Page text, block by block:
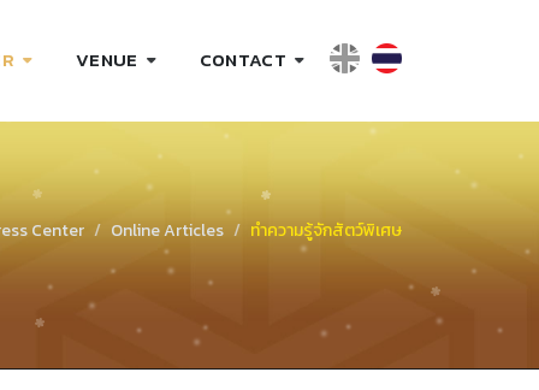
VENUE CONTACT
Center Online Articles ทำความรู้จักสัตว์พิเศษ